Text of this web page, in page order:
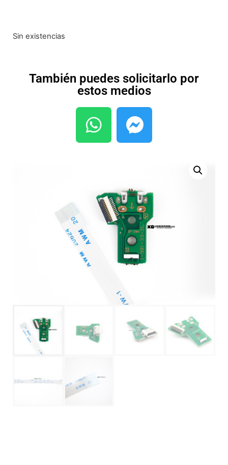
Sin existencias
También puedes solicitarlo por
estos medios